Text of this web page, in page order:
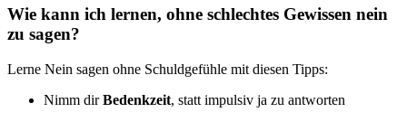
Wie kann ich lernen, ohne schlechtes Gewissen nein
zu sagen?
Lerne Nein sagen ohne Schuldgefühle mit diesen Tipps:
Nimm dirBedenkzeit, statt impulsiv ja zu antworten